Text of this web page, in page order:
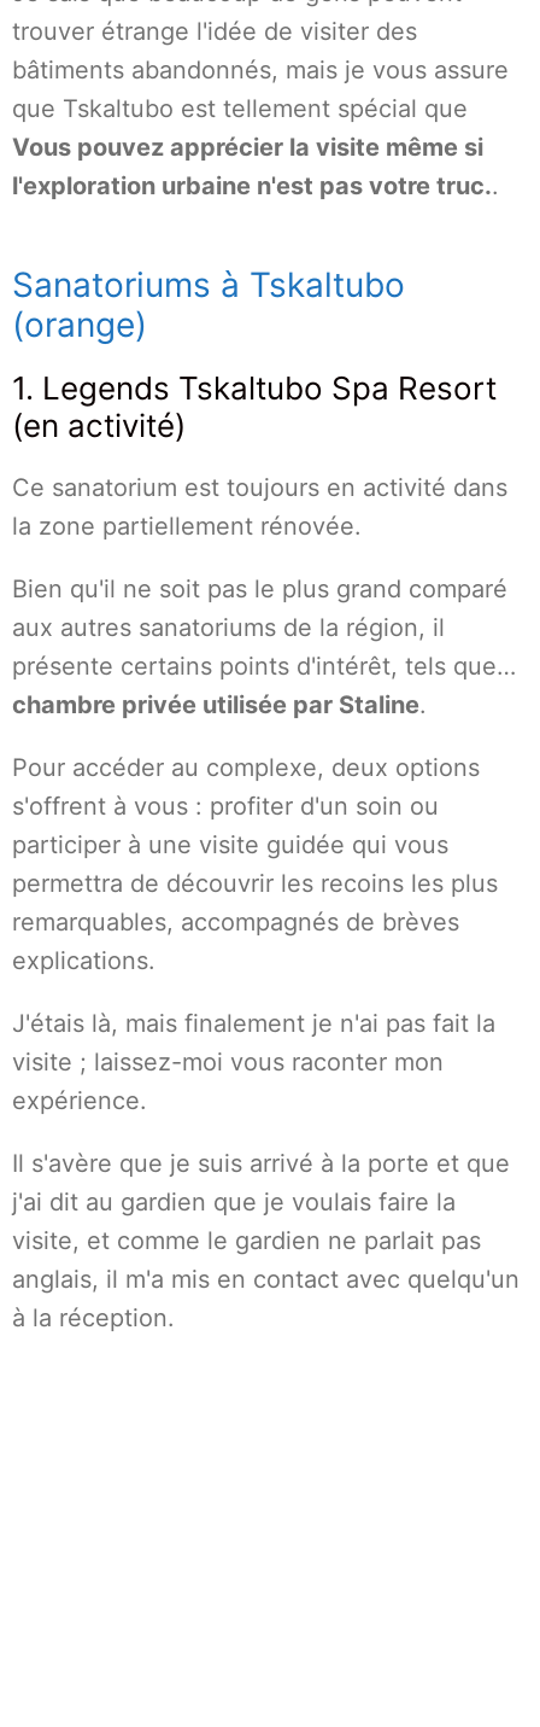
trouver étrange l'idée de visiter des
bâtiments abandonnés, mais je vous assure
que Tskaltubo est tellement spécial que
Vous pouvez apprécier la visite même si
l'exploration urbaine n'est pas votre truc..
Sanatoriums à Tskaltubo
(orange)
1. Legends Tskaltubo Spa Resort
(en activité)
Ce sanatorium est toujours en activité dans
la zone partiellement rénovée.
Bien qu'il ne soit pas le plus grand comparé
aux autres sanatoriums de la région, il
présente certains points d'intérêt, tels que…
chambre privée utilisée par Staline.
Pour accéder au complexe, deux options
s'offrent à vous : profiter d'un soin ou
participer à une visite guidée qui vous
permettra de découvrir les recoins les plus
remarquables, accompagnés de brèves
explications.
J'étais là, mais finalement je n'ai pas fait la
visite ; laissez-moi vous raconter mon
expérience.
Il s'avère que je suis arrivé à la porte et que
j'ai dit au gardien que je voulais faire la
visite, et comme le gardien ne parlait pas
anglais, il m'a mis en contact avec quelqu'un
à la réception.